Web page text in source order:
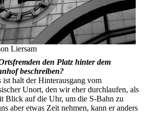
Liersam
den Platz hinter dem
beschreiben?
halt der Hinterausgang vom
Unort, den wir eher durchlaufen, als
Blick auf die Uhr, um die S-Bahn zu
aber etwas Zeit nehmen, kann er anders